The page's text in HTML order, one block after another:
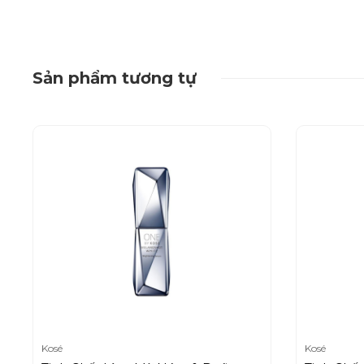
Sản phẩm tương tự
Kosé Kosé